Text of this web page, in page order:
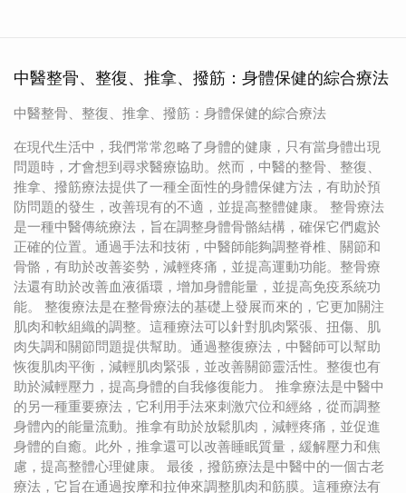
中醫整骨、整復、推拿、撥筋：身體保健的綜合療法
中醫整骨、整復、推拿、撥筋：身體保健的綜合療法
在現代生活中，我們常常忽略了身體的健康，只有當身體出現
問題時，才會想到尋求醫療協助。然而，中醫的整骨、整復、
推拿、撥筋療法提供了一種全面性的身體保健方法，有助於預
防問題的發生，改善現有的不適，並提高整體健康。 整骨療法
是一種中醫傳統療法，旨在調整身體骨骼結構，確保它們處於
正確的位置。通過手法和技術，中醫師能夠調整脊椎、關節和
骨骼，有助於改善姿勢，減輕疼痛，並提高運動功能。整骨療
法還有助於改善血液循環，增加身體能量，並提高免疫系統功
能。 整復療法是在整骨療法的基礎上發展而來的，它更加關注
肌肉和軟組織的調整。這種療法可以針對肌肉緊張、扭傷、肌
肉失調和關節問題提供幫助。通過整復療法，中醫師可以幫助
恢復肌肉平衡，減輕肌肉緊張，並改善關節靈活性。整復也有
助於減輕壓力，提高身體的自我修復能力。 推拿療法是中醫中
的另一種重要療法，它利用手法來刺激穴位和經絡，從而調整
身體內的能量流動。推拿有助於放鬆肌肉，減輕疼痛，並促進
身體的自癒。此外，推拿還可以改善睡眠質量，緩解壓力和焦
慮，提高整體心理健康。 最後，撥筋療法是中醫中的一個古老
療法，它旨在通過按摩和拉伸來調整肌肉和筋膜。這種療法有